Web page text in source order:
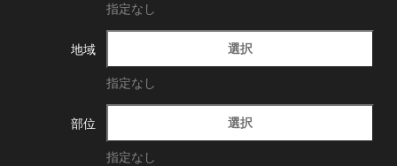
指定なし
地域 選択
指定なし
部位 選択
指定なし